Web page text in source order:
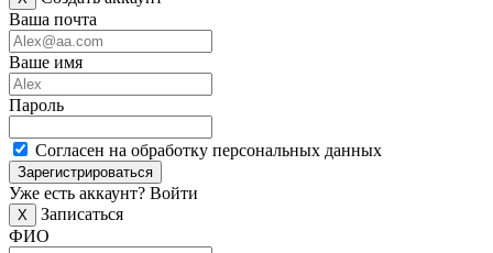
Ваша почта
Ваше имя
Пароль
Согласен на обработку персональных данных
Зарегистрироваться
Уже есть аккаунт? Войти
X
Записаться
ФИО